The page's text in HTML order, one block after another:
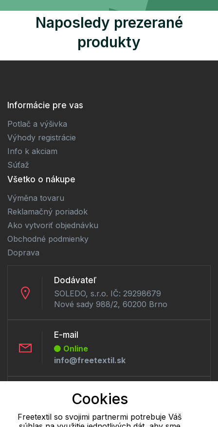
Naposledy prezerané
produkty
Informácie pre vas
Potlač a výšivka
Výhody registrácie
Info k akciam
Súťaž
Všetko o nákupe
Výměna tovaru
Reklamačný poriadok
Ako vytvoriť objednávku
Obchodné podmienky
Doprava
Dodávateľ
SOLEDO, s.r.o. IČ: 29298679
Nové sady 988/2, 60200 Brno
E-mail
Online
info@freetextil.sk
Telefón:
Offline
+421 277 270 056
Cookies
Freetextil so svojimi partnermi potrebuje Váš